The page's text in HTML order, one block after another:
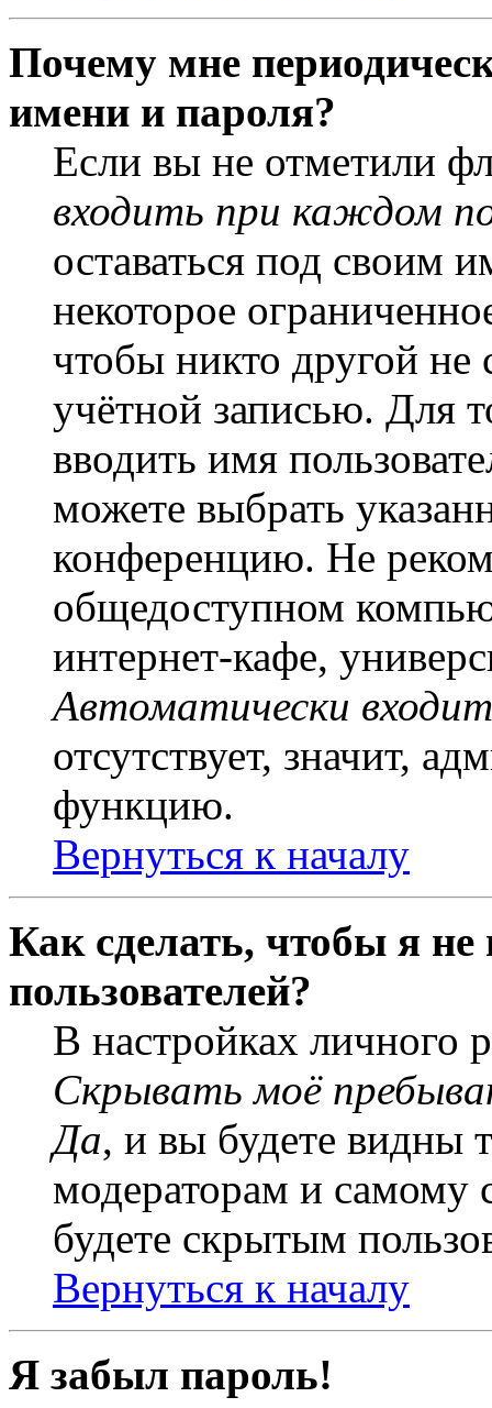
Почему мне
имени и пароля?
Если вы не отметили
входить при каждом
оставаться под своим
некоторое
чтобы никто другой не
учётной записью. Для
вводить имя
можете выбрать
конференцию. Не
общедоступном
интернет-кафе,
Автоматически
отсутствует, значит,
функцию.
Вернуться к началу
Как сделать, чтобы я
пользователей?
В настройках личного
Скрывать моё
Да, и вы будете видны
модераторам и самому
будете скрытым
Вернуться к началу
Я забыл пароль!